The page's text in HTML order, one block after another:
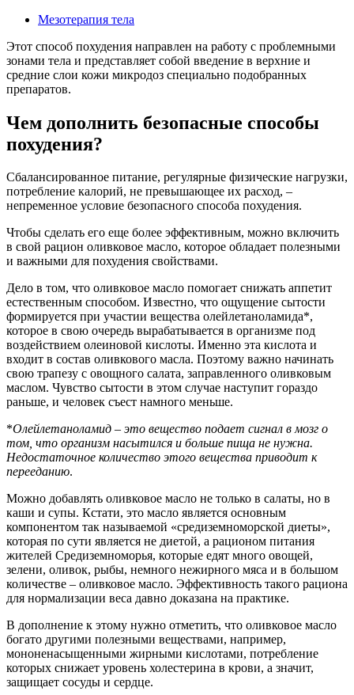
Мезотерапия тела
Этот способ похудения направлен на работу с проблемными
зонами тела и представляет собой введение в верхние и
средние слои кожи микродоз специально подобранных
препаратов.
Чем дополнить безопасные способы
похудения?
Сбалансированное питание, регулярные физические нагрузки,
потребление калорий, не превышающее их расход, –
непременное условие безопасного способа похудения.
Чтобы сделать его еще более эффективным, можно включить
в свой рацион оливковое масло, которое обладает полезными
и важными для похудения свойствами.
Дело в том, что оливковое масло помогает снижать аппетит
естественным способом. Известно, что ощущение сытости
формируется при участии вещества олейлетаноламида*,
которое в свою очередь вырабатывается в организме под
воздействием олеиновой кислоты. Именно эта кислота и
входит в состав оливкового масла. Поэтому важно начинать
свою трапезу с овощного салата, заправленного оливковым
маслом. Чувство сытости в этом случае наступит гораздо
раньше, и человек съест намного меньше.
*Олейлетаноламид – это вещество подает сигнал в мозг о
том, что организм насытился и больше пища не нужна.
Недостаточное количество этого вещества приводит к
перееданию.
Можно добавлять оливковое масло не только в салаты, но в
каши и супы. Кстати, это масло является основным
компонентом так называемой «средиземноморской диеты»,
которая по сути является не диетой, а рационом питания
жителей Средиземноморья, которые едят много овощей,
зелени, оливок, рыбы, немного нежирного мяса и в большом
количестве – оливковое масло. Эффективность такого рациона
для нормализации веса давно доказана на практике.
В дополнение к этому нужно отметить, что оливковое масло
богато другими полезными веществами, например,
мононенасыщенными жирными кислотами, потребление
которых снижает уровень холестерина в крови, а значит,
защищает сосуды и сердце.